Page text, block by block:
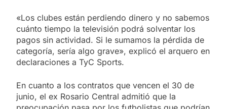
«Los clubes están perdiendo dinero y no sabemos
cuánto tiempo la televisión podrá solventar los
pagos sin actividad. Si le sumamos la pérdida de
categoría, sería algo grave», explicó el arquero en
declaraciones a TyC Sports.
En cuanto a los contratos que vencen el 30 de
junio, el ex Rosario Central admitió que la